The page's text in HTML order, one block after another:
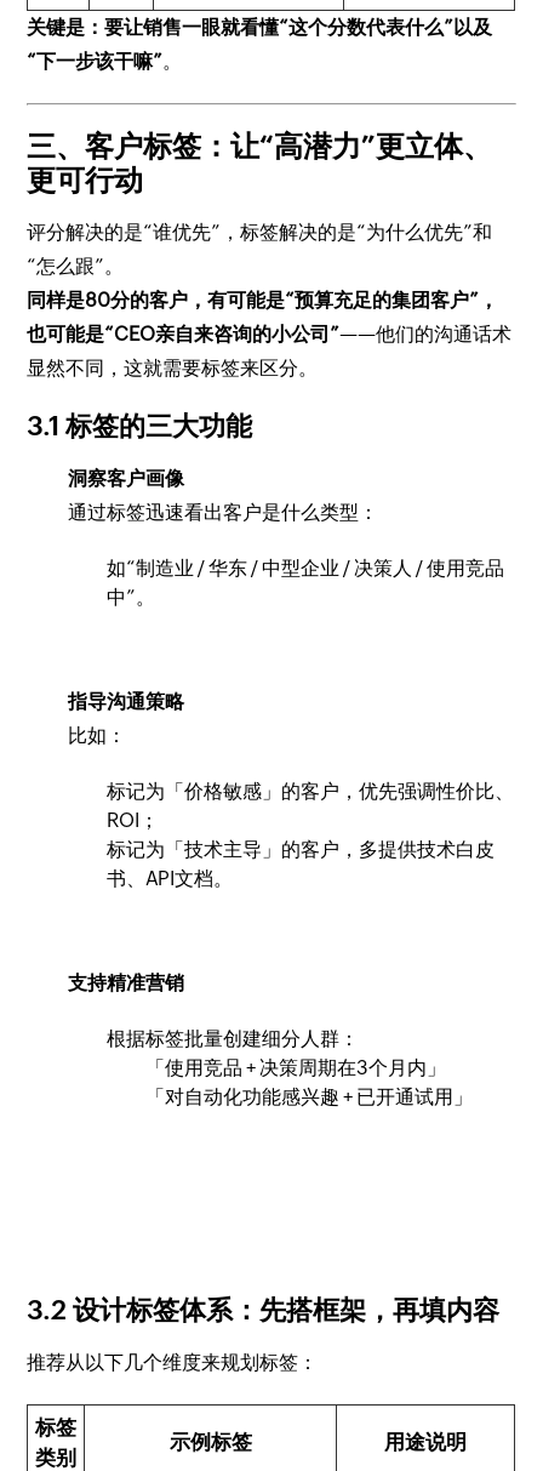
关键是：要让销售一眼就看懂“这个分数代表什么”以及
“下一步该干嘛”。
三、客户标签：让“高潜力”更立体、
更可行动
评分解决的是“谁优先”，标签解决的是“为什么优先”和
“怎么跟”。
同样是80分的客户，有可能是“预算充足的集团客户”，
也可能是“CEO亲自来咨询的小公司”——他们的沟通话术
显然不同，这就需要标签来区分。
3.1 标签的三大功能
洞察客户画像
通过标签迅速看出客户是什么类型：
如“制造业 / 华东 / 中型企业 / 决策人 / 使用竞品
中”。
指导沟通策略
比如：
标记为「价格敏感」的客户，优先强调性价比、
ROI；
标记为「技术主导」的客户，多提供技术白皮
书、API文档。
支持精准营销
根据标签批量创建细分人群：
「使用竞品 + 决策周期在3个月内」
「对自动化功能感兴趣 + 已开通试用」
3.2 设计标签体系：先搭框架，再填内容
推荐从以下几个维度来规划标签：
标签
类别
示例标签 用途说明